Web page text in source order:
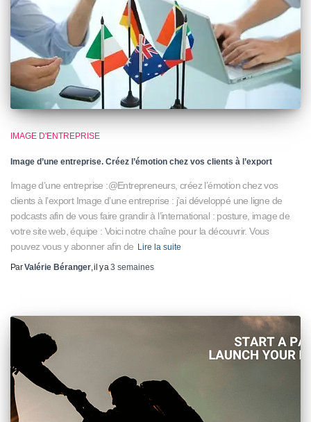
IMAGE D'ENTREPRISE
Image d’une entreprise. Créez l’émotion chez vos clients à l’export
Image d’une entreprise :@Entrepreneurs, créez l’émotion chez vos
clients à l’export Image d’une entreprise : j’ai développé une ligne de
podcasts afin de vous faire grandir à l’international : posture, image de
votre site web, équipe : Voici notre chaîne pour la découvrir. Vous
pouvez vous y abonner afin de Lire la suite
ParValérie Béranger, il y a3 semaines